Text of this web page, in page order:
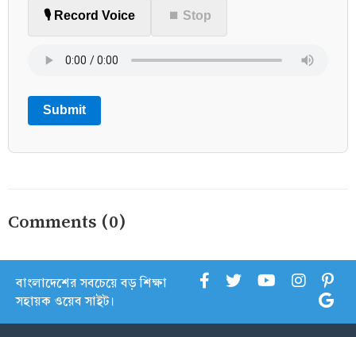
🎙️ Record Voice ⏹ Stop
Submit
Comments (0)
বাংলাদেশের সবচেয়ে বড় শিক্ষা
সহায়ক ওয়েব সাইট।